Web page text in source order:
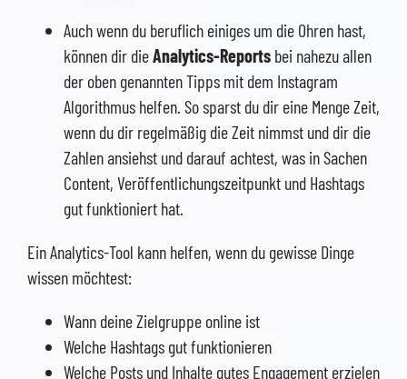
Auch wenn du beruflich einiges um die Ohren hast,
können dir dieAnalytics-Reportsbei nahezu allen
der oben genannten Tipps mit dem Instagram
Algorithmus helfen. So sparst du dir eine Menge Zeit,
wenn du dir regelmäßig die Zeit nimmst und dir die
Zahlen ansiehst und darauf achtest, was in Sachen
Content, Veröffentlichungszeitpunkt und Hashtags
gut funktioniert hat.
Ein Analytics-Tool kann helfen, wenn du gewisse Dinge
wissen möchtest:
Wann deine Zielgruppe online ist
Welche Hashtags gut funktionieren
Welche Posts und Inhalte gutes Engagement erzielen